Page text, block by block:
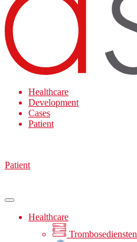
Healthcare
Development
Cases
Patient
Patient
Healthcare
Trombosediensten